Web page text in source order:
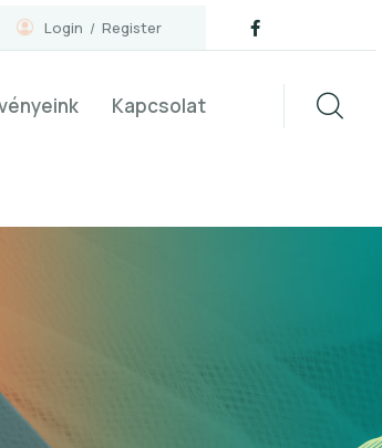
Login Register
Kapcsolat